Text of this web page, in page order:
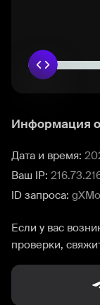
Информация
Дата и время:
Ваш IP:
ID запроса:
Если у вас
проверки,